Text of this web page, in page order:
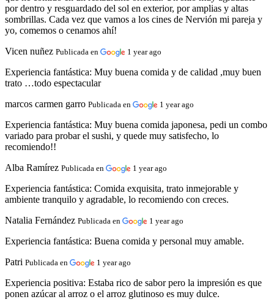
por dentro y resguardado del sol en exterior, por amplias y altas
sombrillas. Cada vez que vamos a los cines de Nervión mi pareja y
yo, comemos o cenamos ahí!
Vicen nuñez Publicada en 1 year ago
Experiencia fantástica: Muy buena comida y de calidad ,muy buen
trato …todo espectacular
marcos carmen garro Publicada en 1 year ago
Experiencia fantástica: Muy buena comida japonesa, pedi un combo
variado para probar el sushi, y quede muy satisfecho, lo
recomiendo!!
Alba Ramírez Publicada en 1 year ago
Experiencia fantástica: Comida exquisita, trato inmejorable y
ambiente tranquilo y agradable, lo recomiendo con creces.
Natalia Fernández Publicada en 1 year ago
Experiencia fantástica: Buena comida y personal muy amable.
Patri Publicada en 1 year ago
Experiencia positiva: Estaba rico de sabor pero la impresión es que
ponen azúcar al arroz o el arroz glutinoso es muy dulce.